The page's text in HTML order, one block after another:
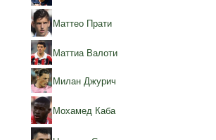
Маттео Прати
Маттиа Валоти
Милан Джурич
Мохамед Каба